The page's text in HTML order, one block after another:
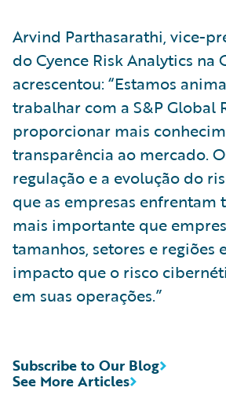
Arvind Parthasarathi, vice-
do Cyence Risk Analytics na
acrescentou: “Estamos
trabalhar com a S&P Global
proporcionar mais
transparência ao mercado.
regulação e a evolução do
que as empresas enfrentam
mais importante que
tamanhos, setores e regiões
impacto que o risco
em suas operações.”
See More Articles
Subscribe to Our Blog